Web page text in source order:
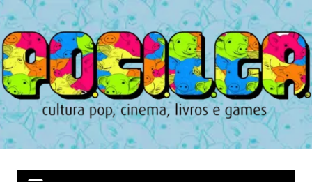
Ir
para
o
conteúdo